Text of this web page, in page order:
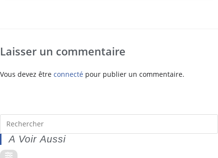
Laisser un commentaire
Vous devez être connecté pour publier un commentaire.
A Voir Aussi